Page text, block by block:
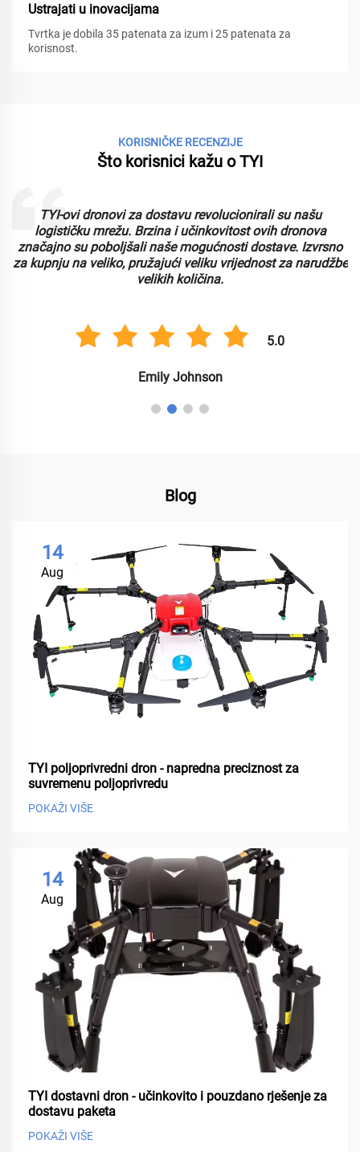
Ustrajati u inovacijama
Tvrtka je dobila 35 patenata za izum i 25 patenata za
korisnost.
KORISNIČKE RECENZIJE
Što korisnici kažu o TYI
TYI-ovi dronovi za dostavu revolucionirali su našu
logističku mrežu. Brzina i učinkovitost ovih dronova
značajno su poboljšali naše mogućnosti dostave. Izvrsno
za kupnju na veliko, pružajući veliku vrijednost za narudžbe
velikih količina.
5.0
Emily Johnson
Blog
14
Aug
TYI poljoprivredni dron - napredna preciznost za
suvremenu poljoprivredu
POKAŽI VIŠE
14
Aug
TYI dostavni dron - učinkovito i pouzdano rješenje za
dostavu paketa
POKAŽI VIŠE